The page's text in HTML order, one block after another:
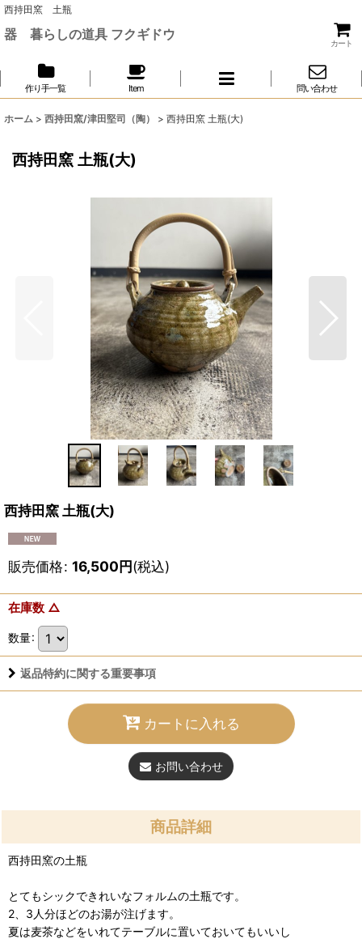
西持田窯 土瓶
器 暮らしの道具 フクギドウ
カート
作り手一覧 Item 問い合わせ
ホーム > 西持田窯/津田堅司（陶） > 西持田窯 土瓶(大)
西持田窯 土瓶(大)
西持田窯 土瓶(大)
販売価格: 16,500円(税込)
在庫数 △
数量:
返品特約に関する重要事項
カートに入れる
お問い合わせ
商品詳細
西持田窯の土瓶
とてもシックできれいなフォルムの土瓶です。
2、3人分ほどのお湯が注げます。
夏は麦茶などをいれてテーブルに置いておいてもいいし